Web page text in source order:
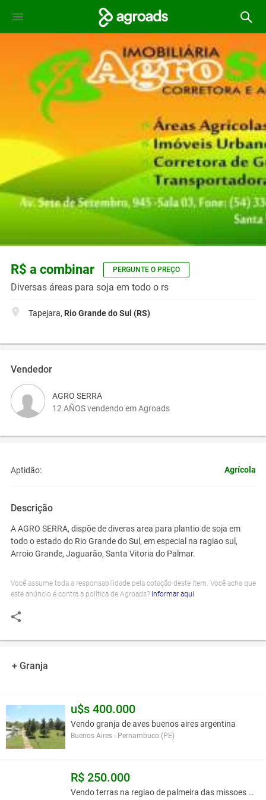
R$ a combinar PERGUNTE O PREÇO
Diversas áreas para soja em todo o rs
Tapejara, Rio Grande do Sul (RS)
Vendedor
AGRO SERRA
12 AÑOS vendendo em Agroads
Aptidão: Agrícola
Descrição
A AGRO SERRA, dispõe de diveras area para plantio de soja em
todo o estado do Rio Grande do Sul, em especial na ragiao sul,
Arroio Grande, Jaguarão, Santa Vitoria do Palmar.
Você assume toda a responsabilidade pela cotação deste item. Você acha que
este anúncio é contra a política de Agroads? Informar aqui
+ Granja
u$s 400.000
Vendo granja de aves buenos aires argentina
Buenos Aires - Pernambuco (PE)
R$ 250.000
Vendo terras na regiao de palmeira das missoes rs